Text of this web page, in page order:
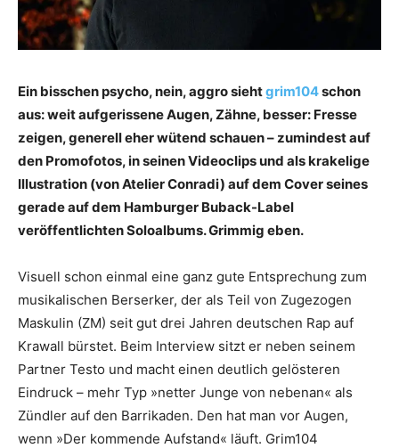
Ein bisschen psycho, nein, aggro siehtgrim104schon
aus: weit aufgerissene Augen, Zähne, besser: Fresse
zeigen, generell eher wütend schauen – zumindest auf
den Promofotos, in seinen Videoclips und als krakelige
Illustration (von Atelier Conradi) auf dem Cover seines
gerade auf dem Hamburger Buback-Label
veröffentlichten Soloalbums. Grimmig eben.
Visuell schon einmal eine ganz gute Entsprechung zum
musikalischen ­Berserker, der als Teil von Zugezogen
Maskulin (ZM) seit gut drei Jahren deutschen Rap auf
Krawall bürstet. Beim Interview sitzt er neben seinem
Partner Testo und macht einen deutlich gelösteren
Eindruck – mehr Typ »netter Junge von nebenan« als
Zündler auf den Barrikaden. Den hat man vor Augen,
wenn »Der kommende Aufstand« läuft. Grim104